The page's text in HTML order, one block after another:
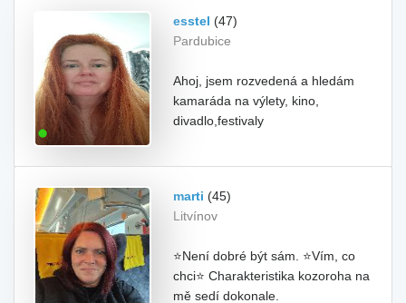
esstel (47)
Pardubice
Ahoj, jsem rozvedená a hledám
kamaráda na výlety, kino,
divadlo,festivaly
marti (45)
Litvínov
⭐Není dobré být sám. ⭐Vím, co
chci⭐ Charakteristika kozoroha na
mě sedí dokonale.